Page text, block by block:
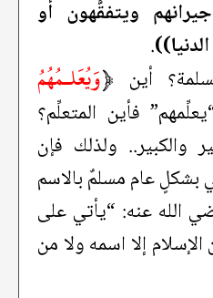
ويتفقَّهون أو
.
أين ﴿وَيُعَلـمُهُمُ
فأين المتعلِّم؟
والكبير.. ولذلك فإن
بشكلٍ عام مسلمٌ بالاسم
الله عنه: “يأتي على
إلا اسمه ولا من